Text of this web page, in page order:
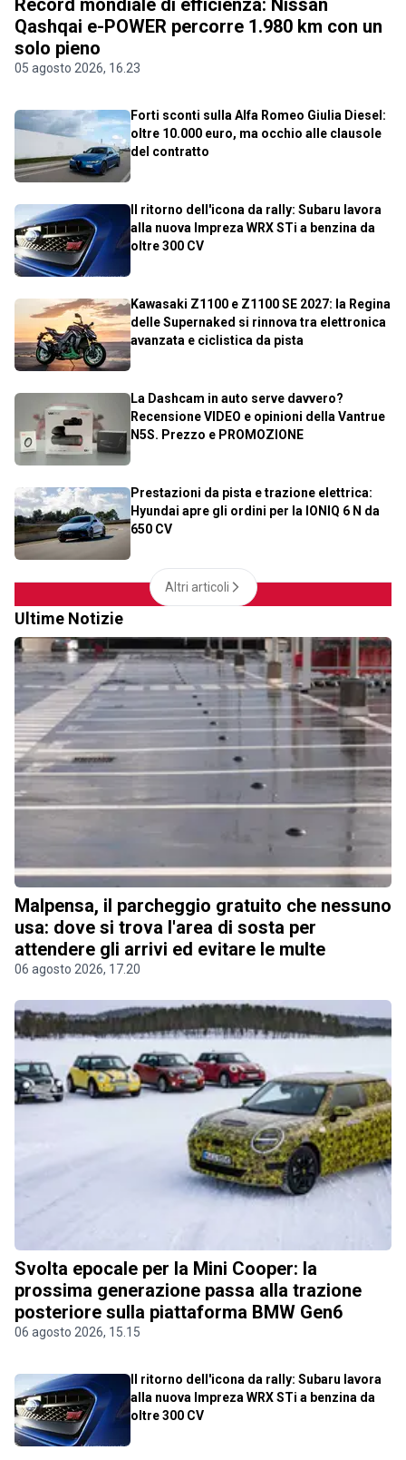
Qashqai e-POWER percorre 1.980 km con un
solo pieno
05 agosto 2026, 16.23
Forti sconti sulla Alfa Romeo Giulia Diesel:
oltre 10.000 euro, ma occhio alle clausole
del contratto
Il ritorno dell'icona da rally: Subaru lavora
alla nuova Impreza WRX STi a benzina da
oltre 300 CV
Kawasaki Z1100 e Z1100 SE 2027: la Regina
delle Supernaked si rinnova tra elettronica
avanzata e ciclistica da pista
La Dashcam in auto serve davvero?
Recensione VIDEO e opinioni della Vantrue
N5S. Prezzo e PROMOZIONE
Prestazioni da pista e trazione elettrica:
Hyundai apre gli ordini per la IONIQ 6 N da
650 CV
Altri articoli
Ultime Notizie
Malpensa, il parcheggio gratuito che nessuno
usa: dove si trova l'area di sosta per
attendere gli arrivi ed evitare le multe
06 agosto 2026, 17.20
Svolta epocale per la Mini Cooper: la
prossima generazione passa alla trazione
posteriore sulla piattaforma BMW Gen6
06 agosto 2026, 15.15
Il ritorno dell'icona da rally: Subaru lavora
alla nuova Impreza WRX STi a benzina da
oltre 300 CV